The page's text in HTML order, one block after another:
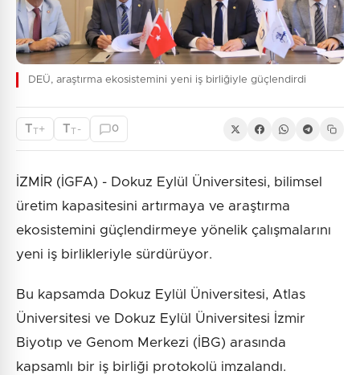
DEÜ, araştırma ekosistemini yeni iş birliğiyle güçlendirdi
TT+ TT - 0
İZMİR (İGFA) - Dokuz Eylül Üniversitesi, bilimsel
üretim kapasitesini artırmaya ve araştırma
ekosistemini güçlendirmeye yönelik çalışmalarını
yeni iş birlikleriyle sürdürüyor.
Bu kapsamda Dokuz Eylül Üniversitesi, Atlas
Üniversitesi ve Dokuz Eylül Üniversitesi İzmir
Biyotıp ve Genom Merkezi (İBG) arasında
kapsamlı bir iş birliği protokolü imzalandı.